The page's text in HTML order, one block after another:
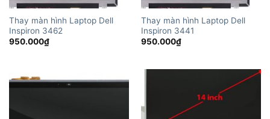
Thay màn hình Laptop Dell
Inspiron 3462
950.000₫
Thay màn hình Laptop Dell
Inspiron 3441
950.000₫